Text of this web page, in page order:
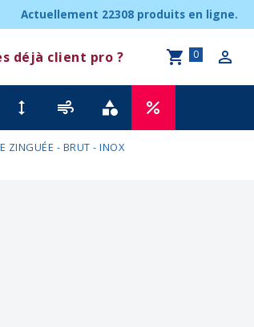
Actuellement 22308 produits en ligne.
déjà client pro ?
height air category percent
0
ZINGUÉE - BRUT - INOX